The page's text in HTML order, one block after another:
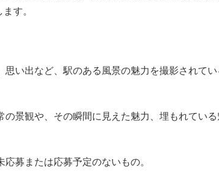
す。
い出など、駅のある風景の魅力を撮影されて
景観や、その瞬間に見えた魅力、埋もれてい
募または応募予定のないもの。